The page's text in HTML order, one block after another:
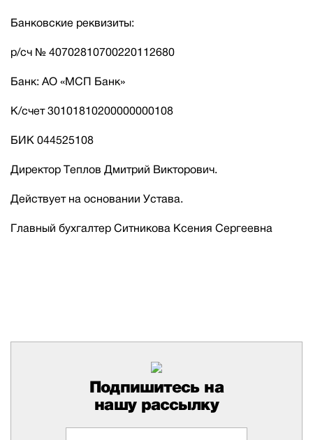
Банковские реквизиты:
р/сч № 40702810700220112680
Банк: АО «МСП Банк»
К/счет 30101810200000000108
БИК 044525108
Директор Теплов Дмитрий Викторович.
Действует на основании Устава.
Главный бухгалтер Ситникова Ксения Сергеевна
Подпишитесь на
нашу рассылку